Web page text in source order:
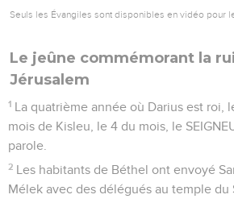
Seuls les Évangiles sont disponibles en vidéo pour
Le jeûne commémorant la
Jérusalem
1 La quatrième année où Darius est roi,
mois de Kisleu, le 4 du mois, le
parole.
2 Les habitants de Béthel ont envoyé
Mélek avec des délégués au temple du